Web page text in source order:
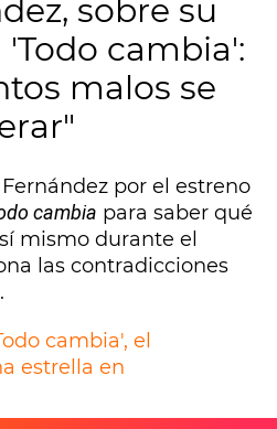
sobre su
cambia':
malos se
por el estreno
cambia para saber qué
mismo durante el
las contradicciones
cambia', el
estrella en